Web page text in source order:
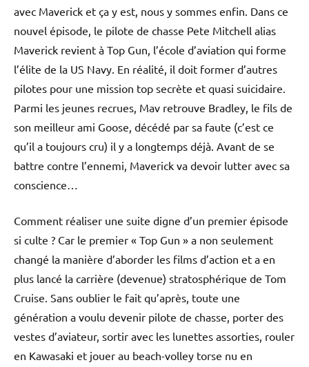
avec Maverick et ça y est, nous y sommes enfin. Dans ce
nouvel épisode, le pilote de chasse Pete Mitchell alias
Maverick revient à Top Gun, l’école d’aviation qui forme
l’élite de la US Navy. En réalité, il doit former d’autres
pilotes pour une mission top secrète et quasi suicidaire.
Parmi les jeunes recrues, Mav retrouve Bradley, le fils de
son meilleur ami Goose, décédé par sa faute (c’est ce
qu’il a toujours cru) il y a longtemps déjà. Avant de se
battre contre l’ennemi, Maverick va devoir lutter avec sa
conscience…
Comment réaliser une suite digne d’un premier épisode
si culte ? Car le premier « Top Gun » a non seulement
changé la manière d’aborder les films d’action et a en
plus lancé la carrière (devenue) stratosphérique de Tom
Cruise. Sans oublier le fait qu’après, toute une
génération a voulu devenir pilote de chasse, porter des
vestes d’aviateur, sortir avec les lunettes assorties, rouler
en Kawasaki et jouer au beach-volley torse nu en